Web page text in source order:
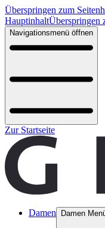
Überspringen zum
HauptinhaltÜberspringen
Navigationsmenü öffnen
Zur Startseite
Damen Damen